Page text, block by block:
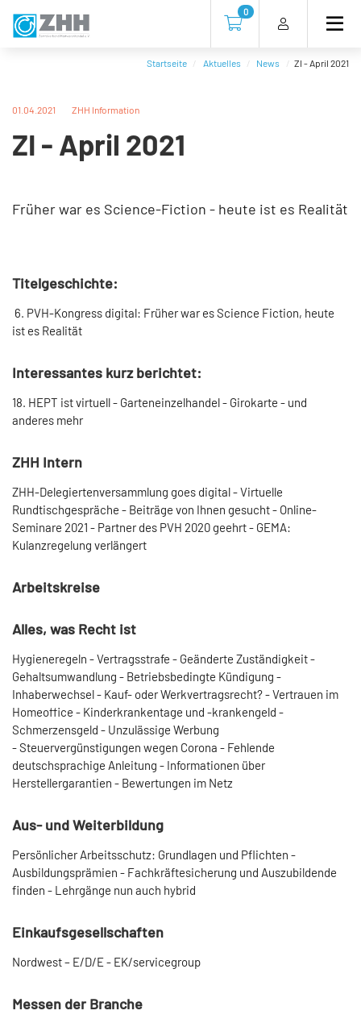
zum
zum
zur
zum
0
Zur Kasse gehen (0
Startseite Aktuelles News ZI - April 2021
01.04.2021 ZHH Information
ZI - April 2021
Früher war es Science-Fiction - heute ist es Realität
Titelgeschichte:
6. PVH-Kongress digital: Früher war es Science Fiction, heute
ist es Realität
Interessantes kurz berichtet:
18. HEPT ist virtuell - Garteneinzelhandel - Girokarte - und
anderes mehr
ZHH Intern
ZHH-Delegiertenversammlung goes digital - Virtuelle
Rundtischgespräche - Beiträge von Ihnen gesucht - Online-
Seminare 2021 - Partner des PVH 2020 geehrt - GEMA:
Kulanzregelung verlängert
Arbeitskreise
Alles, was Recht ist
Hygieneregeln - Vertragsstrafe - Geänderte Zuständigkeit -
Gehaltsumwandlung - Betriebsbedingte Kündigung -
Inhaberwechsel - Kauf- oder Werkvertragsrecht? - Vertrauen im
Homeoffice - Kinderkrankentage und -krankengeld -
Schmerzensgeld - Unzulässige Werbung
- Steuervergünstigungen wegen Corona - Fehlende
deutschsprachige Anleitung - Informationen über
Herstellergarantien - Bewertungen im Netz
Aus- und Weiterbildung
Persönlicher Arbeitsschutz: Grundlagen und Pflichten -
Ausbildungsprämien - Fachkräftesicherung und Auszubildende
finden - Lehrgänge nun auch hybrid
Einkaufsgesellschaften
Nordwest – E/D/E - EK/servicegroup
Messen der Branche